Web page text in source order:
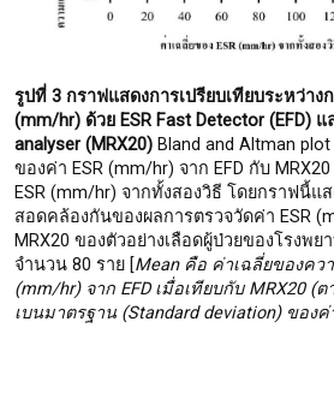
รูปที่ 3 กราฟแสดงการเปรียบเทียบระหว่าง
(mm/hr) ด้วย ESR Fast Detector (EFD) แ
analyser (MRX20) Bland and Altman plot
ของค่า ESR (mm/hr) จาก EFD กับ
ESR (mm/hr) จากทั้งสองวิธี โดยกราฟนี้แ
สอดคล้องกันของผลการตรวจวัดค่า ESR
MRX20 ของตัวอย่างเลือดผู้ป่วยของโรงพ
จำนวน 80 ราย [Mean คือ ค่าเฉลี่ยของคว
(mm/hr) จาก EFD เมื่อเทียบกับ MRX20 (ต
เบนมาตรฐาน (Standard deviation) ของค่